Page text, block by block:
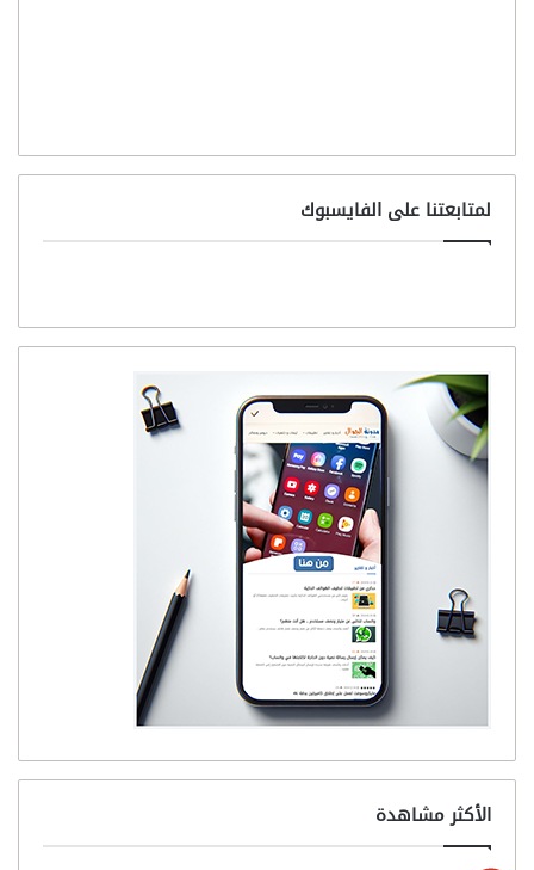
لمتابعتنا على الفايسبوك
الأكثر مشاهدة